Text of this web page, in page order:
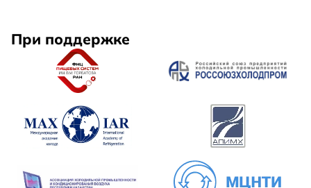
При поддержке